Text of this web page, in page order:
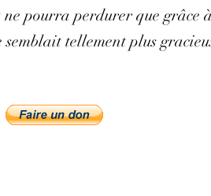
pourra perdurer que grâce
tellement plus